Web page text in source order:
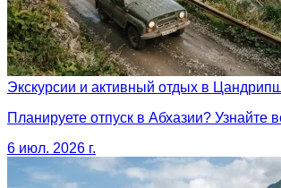
Экскурсии и активный отдых в
Планируете отпуск в Абхазии?
6 июл. 2026 г.